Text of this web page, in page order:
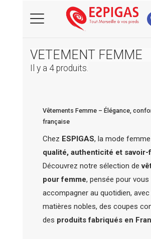
VETEMENT FEMME
Il y a 4 produits.
Vêtements Femme – Élégance,
française
Chez ESPIGAS, la mode
qualité, authenticité et
Découvrez notre sélection de
pour femme, pensée pour vous
accompagner au quotidien, avec
matières nobles, des coupes
des produits fabriqués en